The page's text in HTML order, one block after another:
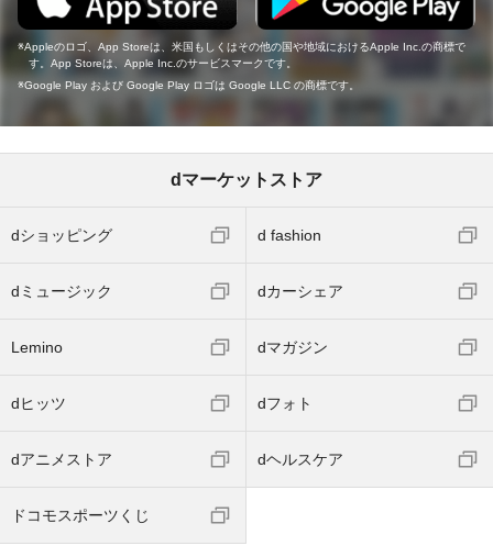
Appleのロゴ、App Storeは、米国もしくはその他の国や地域におけるApple Inc.の商標で
す。App Storeは、Apple Inc.のサービスマークです。
Google Play および Google Play ロゴは Google LLC の商標です。
dマーケットストア
dショッピング d fashion
dミュージック dカーシェア
Lemino dマガジン
dヒッツ dフォト
dアニメストア dヘルスケア
ドコモスポーツくじ